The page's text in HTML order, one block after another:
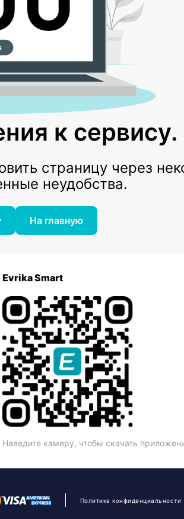
к сервису.
страницу через
неудобства.
На главную
Evrika Smart
Наведите камеру, чтобы скачать
Политика конфиденциальности